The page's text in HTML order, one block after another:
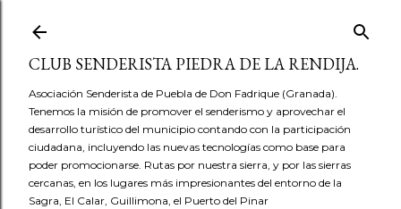
CLUB SENDERISTA PIEDRA DE LA RENDIJA.
Asociación Senderista de Puebla de Don Fadrique (Granada).
Tenemos la misión de promover el senderismo y aprovechar el
desarrollo turístico del municipio contando con la participación
ciudadana, incluyendo las nuevas tecnologías como base para
poder promocionarse. Rutas por nuestra sierra, y por las sierras
cercanas, en los lugares más impresionantes del entorno de la
Sagra, El Calar, Guillimona, el Puerto del Pinar